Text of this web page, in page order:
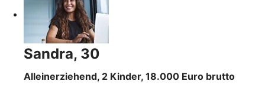
Sandra, 30
Alleinerziehend, 2 Kinder, 18.000 Euro brutto